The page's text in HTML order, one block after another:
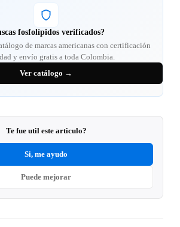
fosfolípidos verificados?
de marcas americanas con certificación
y envío gratis a toda Colombia.
Ver catálogo →
Te fue util este articulo?
Si, me ayudo
Puede mejorar